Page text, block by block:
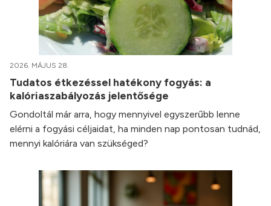
2026. MÁJUS 28.
Tudatos étkezéssel hatékony fogyás: a
kalóriaszabályozás jelentősége
Gondoltál már arra, hogy mennyivel egyszerűbb lenne
elérni a fogyási céljaidat, ha minden nap pontosan tudnád,
mennyi kalóriára van szükséged?